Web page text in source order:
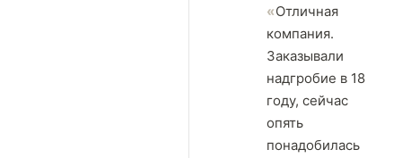
Отличная
компания.
Заказывали
надгробие в 18
году, сейчас
опять
понадобилась